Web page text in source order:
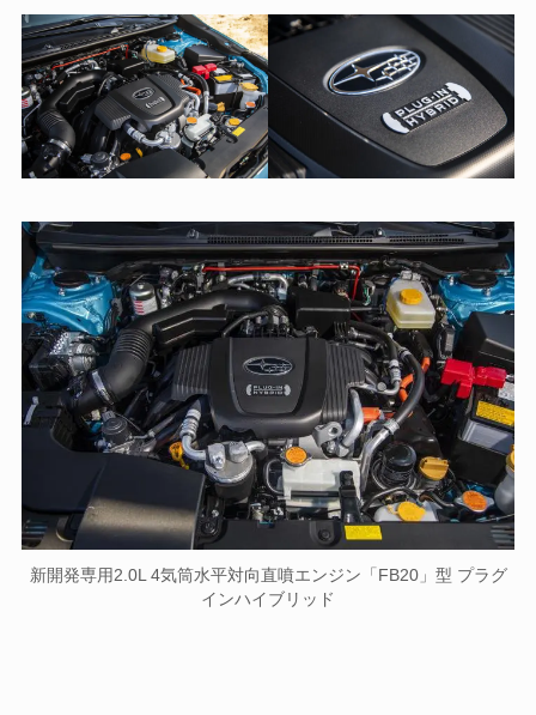
新開発専用2.0L 4気筒水平対向直噴エンジン「FB20」型 プラグ
インハイブリッド